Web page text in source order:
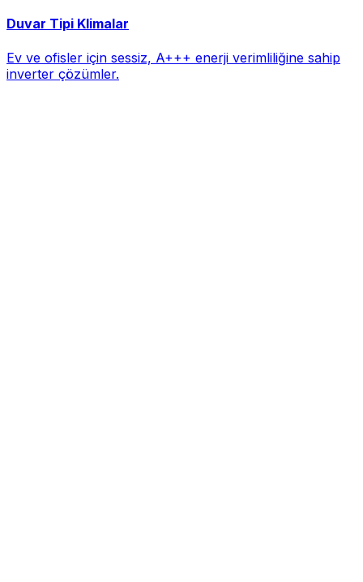
Duvar Tipi Klimalar
Ev ve ofisler için sessiz, A+++ enerji verimliliğine sahip
inverter çözümler.